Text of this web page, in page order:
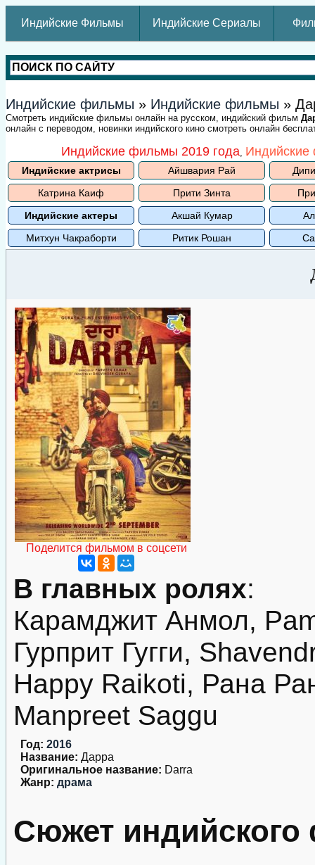
Индийские Фильмы Индийские Сериалы
Индийские фильмы » Индийские фильмы »
Смотреть индийские фильмы онлайн на русском, индийский фильм
онлайн с переводом, новинки индийского кино смотреть онлайн
Индийские фильмы 2019 года,
Индийские актрисы Айшвария Рай
Катрина Каиф
Прити Зинта
Индийские актеры
Акшай Кумар
Митхун Чакраборти
Ритик Рошан
Поделится фильмом в соцсети
В главных ролях:
Карамджит Анмол,
Гурприт Гугги,
Happy Raikoti, Рана
Manpreet Saggu
Год: 2016
Название: Дарра
Оригинальное название: Darra
Жанр: драма
Сюжет